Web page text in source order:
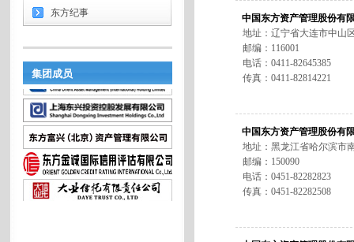
东方纪事
集团成员
中国东方资产管理股份有
地址：辽宁省大连市中山
邮编：116001
电话：0411-82645385
传真：0411-82814221
中国东方资产管理股份有
地址：黑龙江省哈尔滨市
邮编：150090
电话：0451-82282823
传真：0451-82282508